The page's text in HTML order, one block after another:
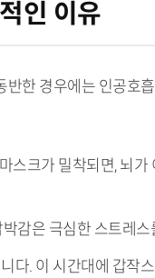
인 이유
한 경우에는 인공호
스크가 밀착되면, 뇌
감은 극심한 스트레
다. 이 시간대에 갑작